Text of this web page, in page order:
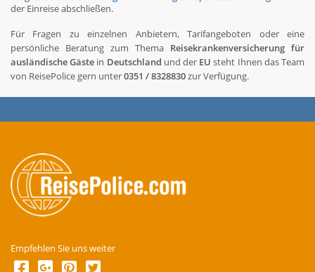
der Einreise abschließen.
Für Fragen zu einzelnen Anbietern, Tarifangeboten oder eine
persönliche Beratung zum Thema Reisekrankenversicherung für
ausländische Gäste in Deutschland und der EU steht Ihnen das Team
von ReisePolice gern unter0351 / 8328830zur Verfügung.
Empfehlen Sie uns weiter